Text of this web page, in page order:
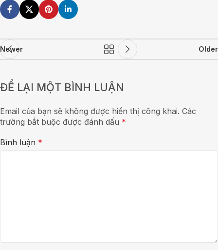
Newer Older
ĐỂ LẠI MỘT BÌNH LUẬN
Email của bạn sẽ không được hiển thị công khai. Các
trường bắt buộc được đánh dấu *
Bình luận *